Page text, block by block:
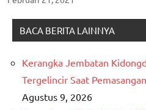
BACA BERITA LAINNYA
Kerangka Jembatan
Tergelincir Saat
Agustus 9, 2026